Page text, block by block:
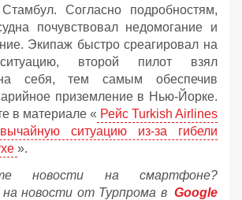
Согласно подробностям,
почувствовал недомогание и
Экипаж быстро среагировал на
второй пилот взял
себя, тем самым обеспечив
приземление в Нью-Йорке.
в материале « Рейс Turkish Airlines
ситуацию из-за гибели
».
новости на смартфоне?
новости от Турпрома в Google